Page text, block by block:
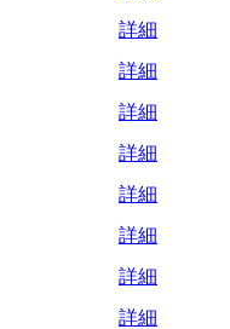
詳細
詳細
詳細
詳細
詳細
詳細
詳細
詳細